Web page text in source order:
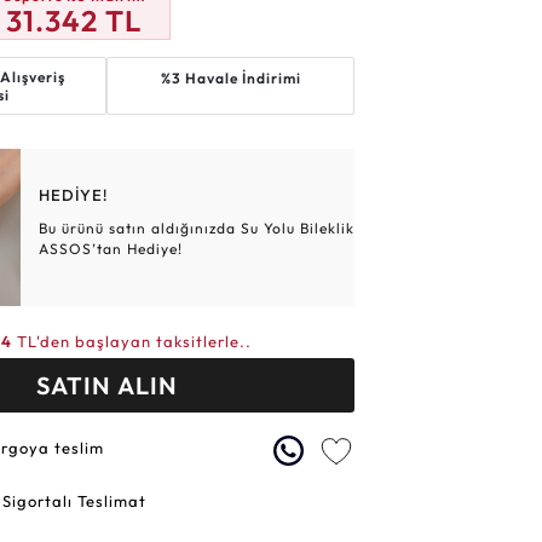
Elmas Bilezikler
Altın Tesbihler
Altın Hasır Setler
Violet
31.342TL
Alışveriş
%3 Havale İndirimi
HEDİYE!
Bu ürünü satın aldığınızda Su Yolu Bileklik
ASSOS’tan Hediye!
TL'den başlayan taksitlerle..
SATIN ALIN
teslim
Teslimat